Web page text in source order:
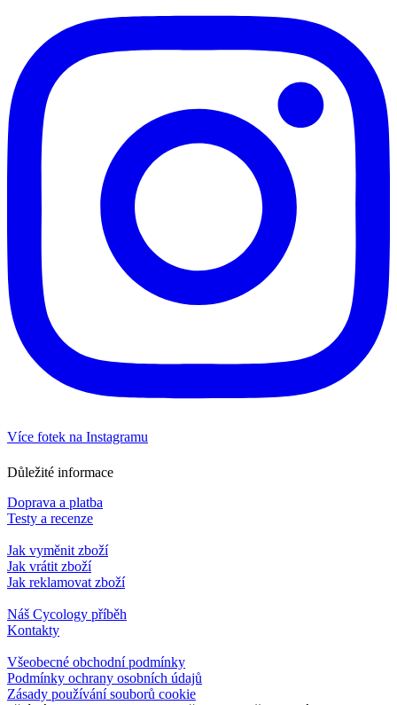
Více fotek na Instagramu
Důležité informace
Doprava a platba
Testy a recenze
Jak vyměnit zboží
Jak vrátit zboží
Jak reklamovat zboží
Náš Cycology příběh
Kontakty
Všeobecné obchodní podmínky
Podmínky ochrany osobních údajů
Zásady používání souborů cookie